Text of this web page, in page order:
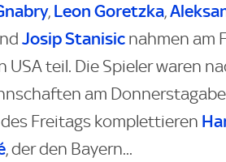
, Leon Goretzka,
Josip Stanisic nahmen am
teil. Die Spieler waren
am
Freitags komplettieren
, der den Bayern...